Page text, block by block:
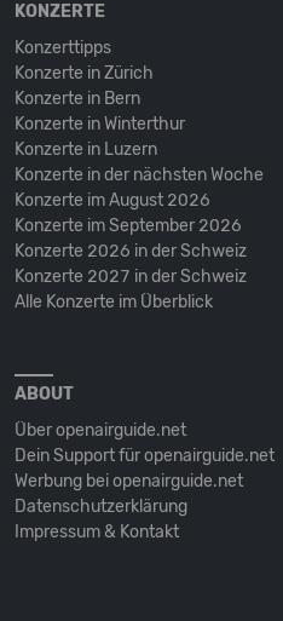
KONZERTE
Konzerttipps
Konzerte in Zürich
Konzerte in Bern
Konzerte in Winterthur
Konzerte in Luzern
Konzerte in der nächsten Woche
Konzerte im August 2026
Konzerte im September 2026
Konzerte 2026 in der Schweiz
Konzerte 2027 in der Schweiz
Alle Konzerte im Überblick
ABOUT
Über openairguide.net
Dein Support für openairguide.net
Werbung bei openairguide.net
Datenschutz­erklärung
Impressum & Kontakt